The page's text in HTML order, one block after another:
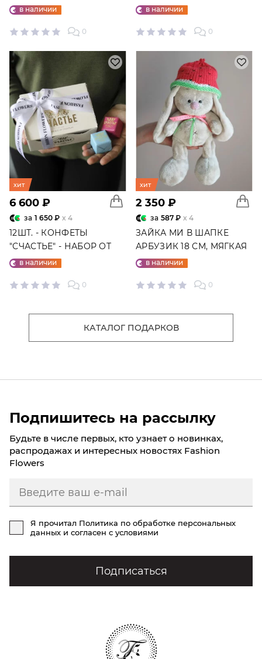
ШАРОВ №25
в наличии
0
в наличии
0
хит
6 600 ₽
за 1 650 ₽ x 4
12ШТ. - КОНФЕТЫ
"СЧАСТЬЕ" - НАБОР ОТ
"ФАБРИКИ СЧАСТЬЕ"
в наличии
0
хит
2 350 ₽
за 587 ₽ x 4
ЗАЙКА МИ В ШАПКЕ
АРБУЗИК 18 СМ, МЯГКАЯ
ИГРУШКА
в наличии
0
КАТАЛОГ ПОДАРКОВ
Подпишитесь на рассылку
Будьте в числе первых, кто узнает о новинках,
распродажах и интересных новостях Fashion
Flowers
Я прочитал Политика по обработке персональных
данных и согласен с условиями
Подписаться